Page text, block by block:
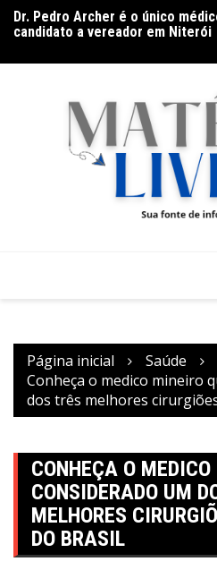
para
conteúdo
Dr. Pedro Archer é o único
candidato a vereador em Niterói
Página inicial
Saúde
Conheça o medico mineiro
dos três melhores
CONHEÇA O
CONSIDERADO UM
MELHORES
DO BRASIL